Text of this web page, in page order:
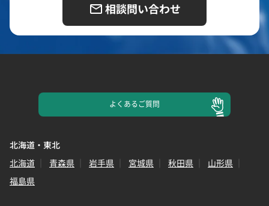
相談問い合わせ
よくあるご質問
北海道・東北
北海道
青森県 岩手県 宮城県 秋田県
山形県
福島県